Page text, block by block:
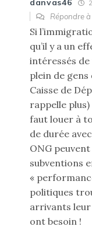
danvas46
Répondre à
Si
qu’il y a un
intéressés de
plein de gens
Caisse de
rappelle
faut louer à
de durée
ONG
subventions
«
politiques
arrivants
ont besoin !